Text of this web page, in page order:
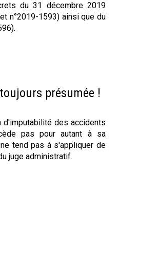
du 31 décembre 2019
n°2019-1593) ainsi que du
présumée !
des accidents
pas pour autant à sa
tend pas à s'appliquer de
juge administratif.